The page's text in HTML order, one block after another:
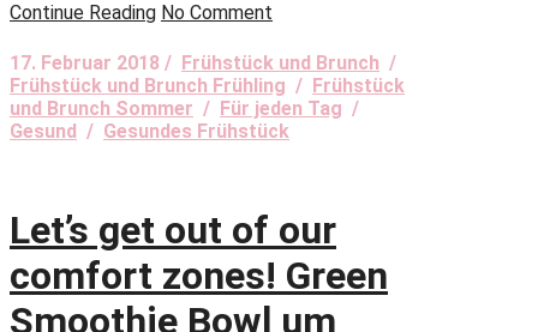
Continue Reading No Comment
17. Februar 2018 / Frühstück und Brunch /
Frühstück und Brunch Frühling / Frühstück
und Brunch Sommer / Für jeden Tag /
Gesund / Gesundes Frühstück
Let’s get out of our
comfort zones! Green
Smoothie Bowl um